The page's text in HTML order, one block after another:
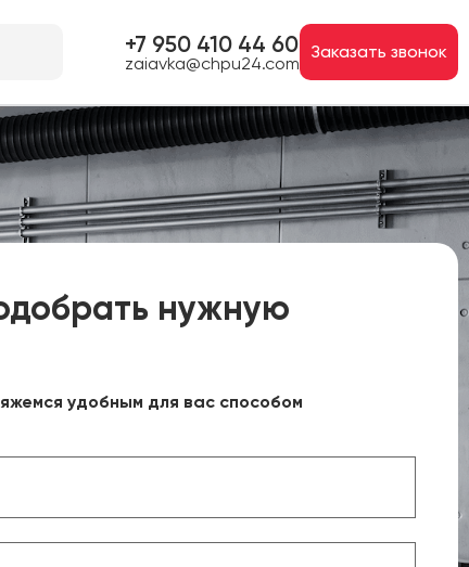
+7 950 410 44 60
zaiavka@chpu24.com
Заказать звонок
нужную
удобным для вас способом